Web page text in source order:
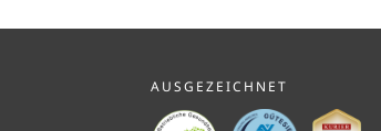
AUSGEZEICHNET